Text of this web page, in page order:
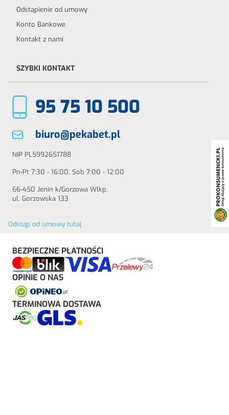
Odstąpienie od umowy
Konto Bankowe
Kontakt z nami
SZYBKI KONTAKT
95 75 10 500
biuro@pekabet.pl
NIP PL5992651788
Pn-Pt 7:30 - 16:00, Sob 7:00 - 12:00
66-450 Jenin k/Gorzowa Wlkp.
ul. Gorzowska 133
Odstąp od umowy tutaj
BEZPIECZNE PŁATNOŚCI
OPINIE O NAS
TERMINOWA DOSTAWA